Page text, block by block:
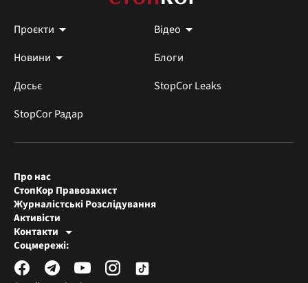
Проєкти
Відео
Новини
Блоги
Досьє
StopCor Leaks
StopCor Радар
Про нас
СтопКор Правозахист
Журналістські Розслідування
Активісти
Контакти
Редакція СтопКора
Журналісти-розслідувачі
Соцмережі: